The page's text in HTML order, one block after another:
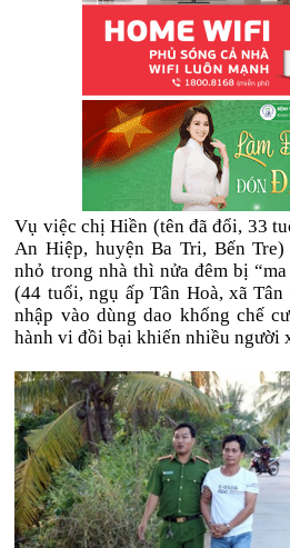
Vụ việc chị Hiền (tên đã đổi, 33
An Hiệp, huyện Ba Tri, Bến
nhỏ trong nhà thì nửa đêm bị
(44 tuổi, ngụ ấp Tân Hoà, xã
nhập vào dùng dao khống chế
hành vi đồi bại khiến nhiều người